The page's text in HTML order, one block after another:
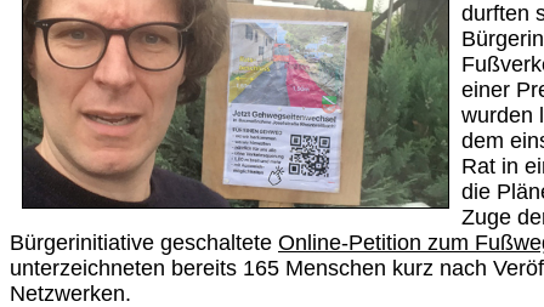
durften
einer
wurden
dem
Rat in
die
Zuge
Bürgerinitiative geschaltete Online-Petition zum
unterzeichneten bereits 165 Menschen kurz nach
Netzwerken.